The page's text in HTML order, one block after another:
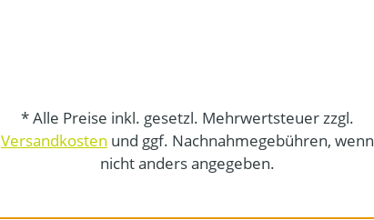
* Alle Preise inkl. gesetzl. Mehrwertsteuer zzgl.
Versandkosten und ggf. Nachnahmegebühren, wenn
nicht anders angegeben.